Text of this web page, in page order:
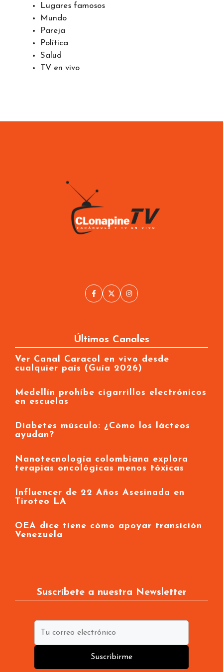
Lugares famosos
Mundo
Pareja
Política
Salud
TV en vivo
Últimos Canales
Ver Canal Caracol en vivo desde
cualquier país (Guía 2026)
Medellín prohíbe cigarrillos electrónicos
en escuelas
Diabetes músculo: ¿Cómo los lácteos
ayudan?
Nanotecnología colombiana explora
terapias oncológicas menos tóxicas
Influencer de 22 Años Asesinada en
Tiroteo LA
OEA dice tiene cómo apoyar transición
Venezuela
Suscríbete a nuestra Newsletter
Suscribirme